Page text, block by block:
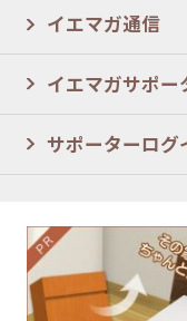
イエマガ通信
イエマガサポー
サポーターログ